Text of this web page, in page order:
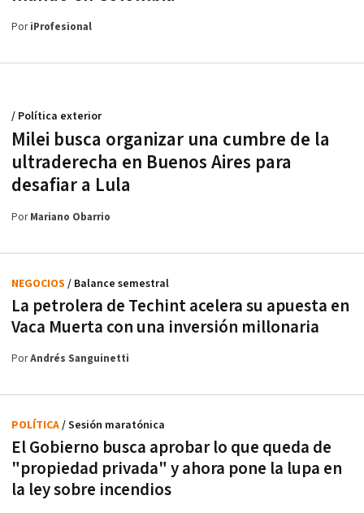
PoriProfesional
Milei busca organizar una cumbre de la
ultraderecha en Buenos Aires para
desafiar a Lula
/ Política exterior
PorMariano Obarrio
La petrolera de Techint acelera su apuesta en
Vaca Muerta con una inversión millonaria
NEGOCIOS / Balance semestral
PorAndrés Sanguinetti
El Gobierno busca aprobar lo que queda de
"propiedad privada" y ahora pone la lupa en
la ley sobre incendios
POLÍTICA/ Sesión maratónica